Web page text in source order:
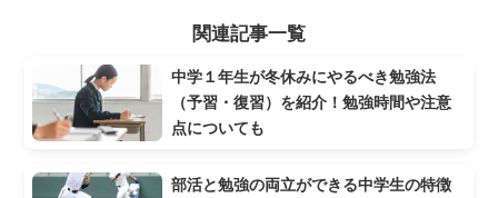
関連記事一覧
中学１年生が冬休みにやるべき勉強法
（予習・復習）を紹介！勉強時間や注意
点についても
部活と勉強の両立ができる中学生の特徴